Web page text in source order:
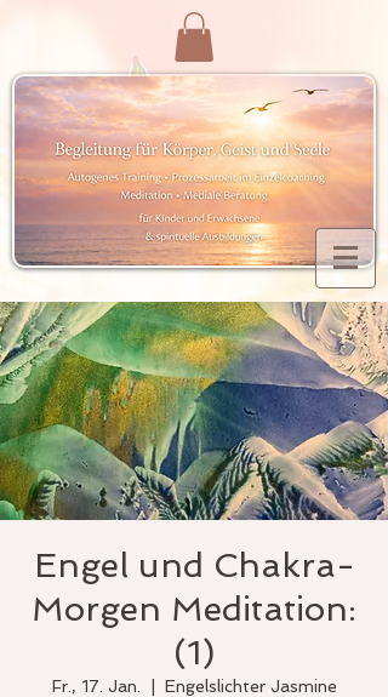
Engel und Chakra-
Morgen Meditation:
(1)
Fr., 17. Jan.
Engelslichter Jasmine